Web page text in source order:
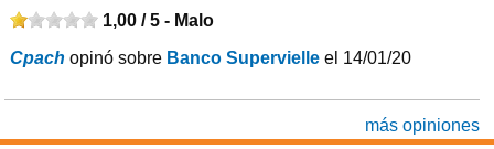
1,00 / 5 - Malo
Cpach opinó sobre Banco Supervielle el 14/01/20
más opiniones